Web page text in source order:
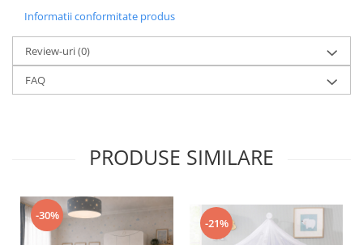
Informatii conformitate produs
Review-uri(0)
FAQ
PRODUSE SIMILARE
-30%
-21%